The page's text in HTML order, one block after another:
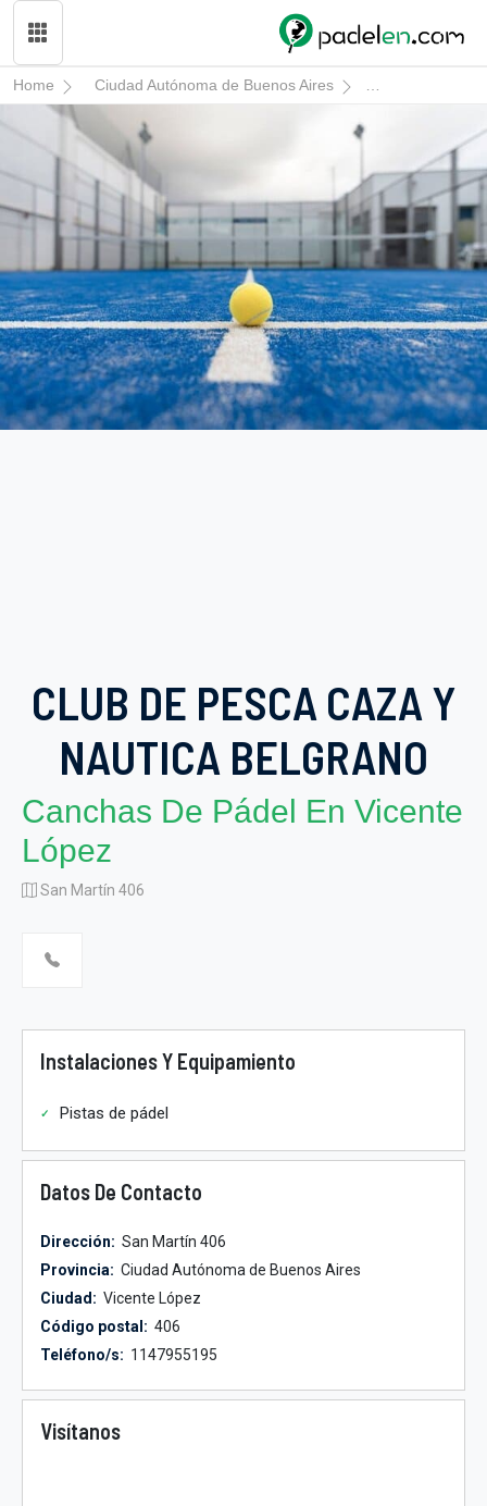
Home Ciudad Autónoma de Buenos Aires Vicente López
CLUB DE PESCA CAZA Y
NAUTICA BELGRANO
Canchas De Pádel En Vicente
López
San Martín 406
Instalaciones Y Equipamiento
Pistas de pádel
Datos De Contacto
Dirección: San Martín 406
Provincia: Ciudad Autónoma de Buenos Aires
Ciudad: Vicente López
Código postal: 406
Teléfono/s: 1147955195
Visítanos